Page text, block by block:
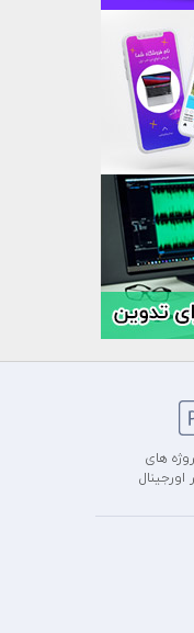
های
اورجینال